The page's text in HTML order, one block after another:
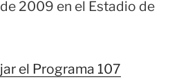
2009 en el Estadio de
el Programa 107